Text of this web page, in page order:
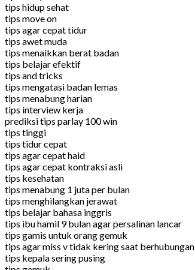
tips hidup sehat
tips move on
tips agar cepat tidur
tips awet muda
tips menaikkan berat badan
tips belajar efektif
tips and tricks
tips mengatasi badan lemas
tips menabung harian
tips interview kerja
prediksi tips parlay 100 win
tips tinggi
tips tidur cepat
tips agar cepat haid
tips agar cepat kontraksi asli
tips kesehatan
tips menabung 1 juta per bulan
tips menghilangkan jerawat
tips belajar bahasa inggris
tips ibu hamil 9 bulan agar persalinan lancar
tips gamis untuk orang gemuk
tips agar miss v tidak kering saat berhubungan
tips kepala sering pusing